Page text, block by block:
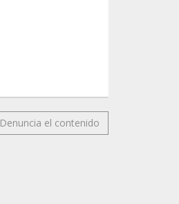
Denuncia el contenido